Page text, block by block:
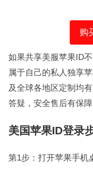
购
如果共享美服苹果ID
属于自己的私人独享
及全球各地区定制均
答疑，安全售后有保障
美国苹果ID登录
第1步：打开苹果手机